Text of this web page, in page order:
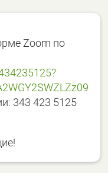
Zoom по
343 423 5125